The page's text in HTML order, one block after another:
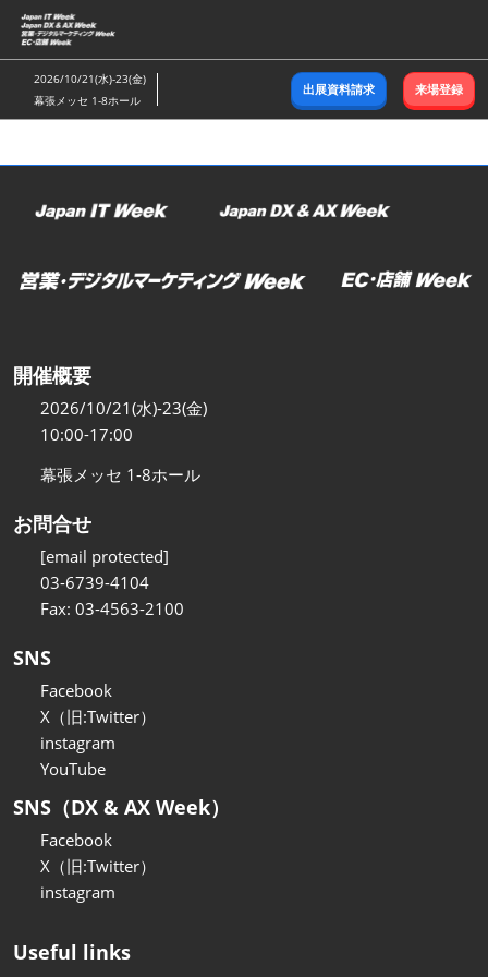
ス
キ
ッ
し
2026/10/21(水)-23(金)
幕張メッセ 1-8ホール
出展資料請求 来場登録
開催概要
2026/10/21(水)-23(金)
10:00-17:00
幕張メッセ 1-8ホール
お問合せ
[email protected]
03-6739-4104
Fax: 03-4563-2100
SNS
Facebook
X（旧:Twitter）
instagram
YouTube
SNS（DX & AX Week）
Facebook
X（旧:Twitter）
instagram
Useful links